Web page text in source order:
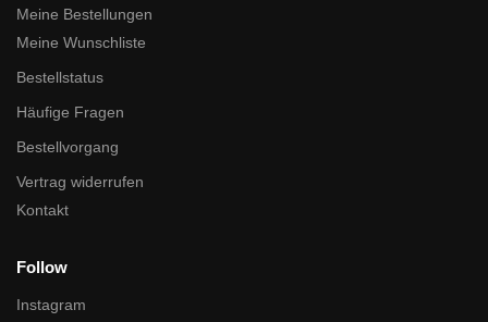
Meine Bestellungen
Meine Wunschliste
Bestellstatus
Häufige Fragen
Bestellvorgang
Vertrag widerrufen
Kontakt
Follow
Instagram